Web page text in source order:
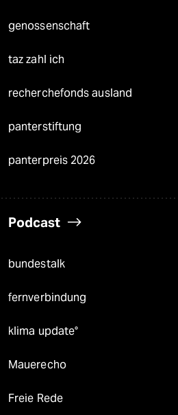
genossenschaft
taz zahl ich
recherchefonds ausland
panterstiftung
panterpreis 2026
Podcast
bundestalk
fernverbindung
klima update°
Mauerecho
Freie Rede